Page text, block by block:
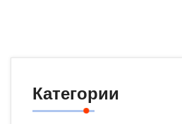
Категории